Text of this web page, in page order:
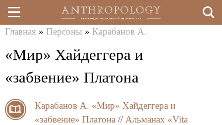
Перейти
к
основному
здесь
Главная » Персоны » Карабанов А.
«Мир» Хайдеггера и
«забвение» Платона
Карабанов А. «Мир» Хайдеггера и
«забвение» Платона // Альманах «Vita